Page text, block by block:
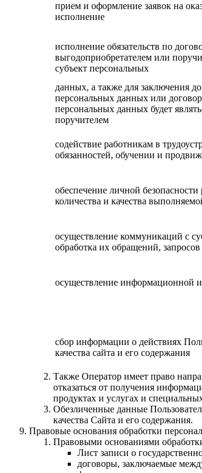
прием и оформление заявок на
исполнение
исполнение обязательств по
выгодоприобретателем или
субъект персональных
данных, а также для заключения
персональных данных или
персональных данных будет
поручителем
содействие работникам в
обязанностей, обучении и
обеспечение личной безопасности
количества и качества
осуществление коммуникаций с
обработка их обращений,
осуществление информационной
сбор информации о действиях
качества сайта и его содержания
Также Оператор имеет право
отказаться от получения
продуктах и услугах и
Обезличенные данные
качества Сайта и его содержания.
Правовые основания обработки
Правовыми основаниями
Лист записи о
договоры, заключаемые